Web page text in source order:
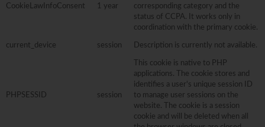
CookieLawInfoConsent 1 year
corresponding category and the
status of CCPA. It works only in
coordination with the primary cookie.
current_device session Description is currently not available.
PHPSESSID session
This cookie is native to PHP
applications. The cookie stores and
identifies a user's unique session ID
to manage user sessions on the
website. The cookie is a session
cookie and will be deleted when all